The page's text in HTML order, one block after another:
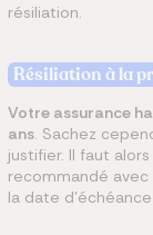
résiliation.
Résiliation à la
Votre assurance
ans. Sachez
justifier. Il faut
recommandé avec
la date d’échéance